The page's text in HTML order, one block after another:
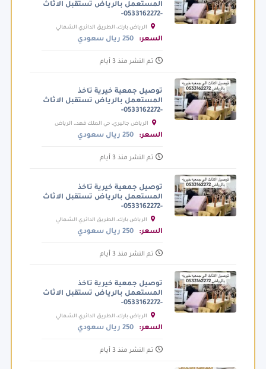
المستعمل بالرياض تستقبل الاثاث
-0533162272-
الرياض بارك، الطريق الدائري الشمالي
الفرعي، الرياض السعودية
السعر: 250 ريال سعودي
تم النشر منذ 3 أيام
توصيل جمعية خيرية تاخذ
المستعمل بالرياض تستقبل الاثاث
-0533162272-
الرياض جاليري، حي الملك فهد،، الرياض
السعودية
السعر: 250 ريال سعودي
تم النشر منذ 3 أيام
توصيل جمعية خيرية تاخذ
المستعمل بالرياض تستقبل الاثاث
-0533162272-
الرياض بارك، الطريق الدائري الشمالي
الفرعي، الرياض السعودية
السعر: 250 ريال سعودي
تم النشر منذ 3 أيام
توصيل جمعية خيرية تاخذ
المستعمل بالرياض تستقبل الاثاث
-0533162272-
الرياض بارك، الطريق الدائري الشمالي
الفرعي، الرياض السعودية
السعر: 250 ريال سعودي
تم النشر منذ 3 أيام